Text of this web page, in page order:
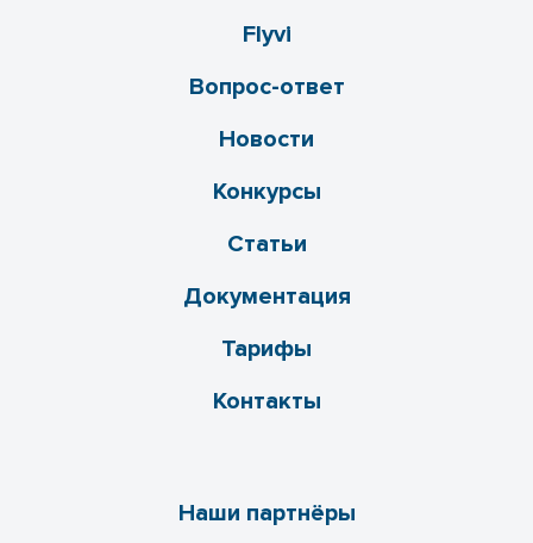
Flyvi
Вопрос-ответ
Новости
Конкурсы
Статьи
Документация
Тарифы
Контакты
Наши партнёры